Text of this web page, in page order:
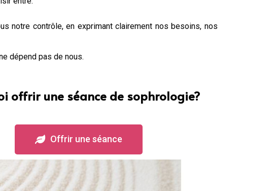
notre contrôle, en exprimant clairement nos besoins, nos
dépend pas de nous.
offrir une séance de sophrologie?
Offrir une séance